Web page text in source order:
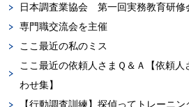
日本調査業協会 第一回実務教育研修
専門職交流会を主催
ここ最近の私のミス
ここ最近の依頼人さまＱ＆Ａ【依頼
わせ集】
【行動調査訓練】探偵ってトレーニン